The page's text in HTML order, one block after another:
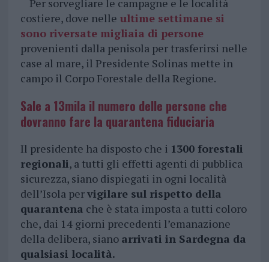
Per sorvegliare le campagne e le località
costiere, dove nelle ultime settimane si
sono riversate migliaia di persone
provenienti dalla penisola per trasferirsi nelle
case al mare, il Presidente Solinas mette in
campo il Corpo Forestale della Regione.
Sale a 13mila il numero delle persone che
dovranno fare la quarantena fiduciaria
Il presidente ha disposto che i 1300 forestali
regionali, a tutti gli effetti agenti di pubblica
sicurezza, siano dispiegati in ogni località
dell’Isola pervigilare sul rispetto della
quarantena che è stata imposta a tutti coloro
che, dai 14 giorni precedenti l’emanazione
della delibera, siano arrivati in Sardegna da
qualsiasi località.